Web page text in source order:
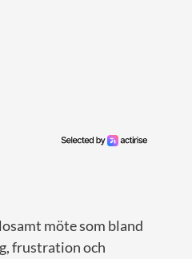
möte som bland
frustration och